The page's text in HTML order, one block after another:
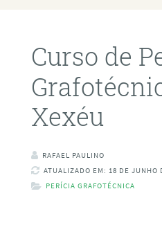
Curso de
Xexéu
RAFAEL PAULINO
ATUALIZADO EM: 18 DE JUNHO
PERÍCIA GRAFOTÉCNICA